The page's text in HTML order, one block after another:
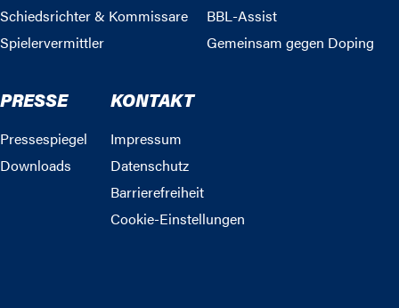
Schiedsrichter & Kommissare
Spielervermittler
BBL-Assist
Gemeinsam gegen Doping
PRESSE
Pressespiegel
Downloads
KONTAKT
Impressum
Datenschutz
Barrierefreiheit
Cookie-Einstellungen